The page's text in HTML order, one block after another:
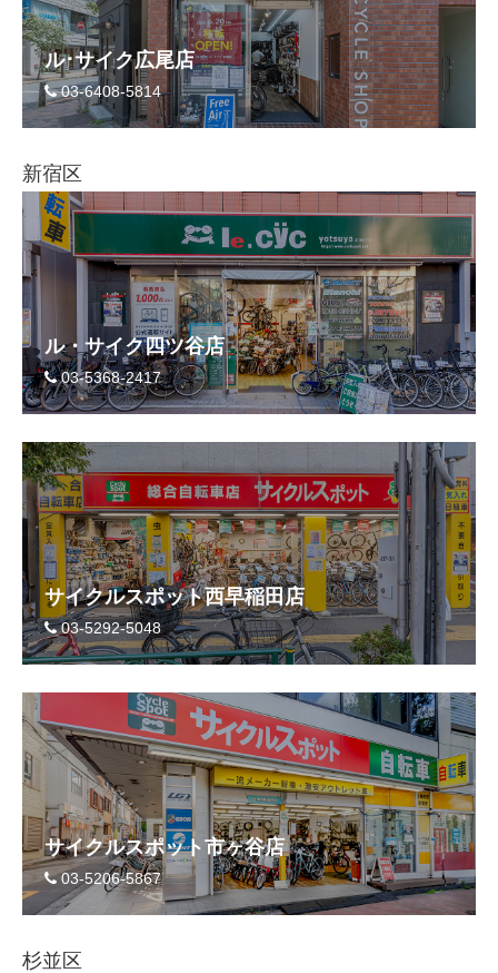
ル･サイク広尾店
03-6408-5814
新宿区
ル・サイク四ツ谷店
03-5368-2417
サイクルスポット西早稲田店
03-5292-5048
サイクルスポット市ヶ谷店
03-5206-5867
杉並区